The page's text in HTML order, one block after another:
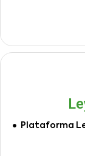
Plataforma